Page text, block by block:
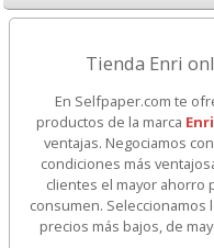
Tienda Enri
En Selfpaper.com te
productos de la marca Enri
ventajas. Negociamos
condiciones más
clientes el mayor ahorro
consumen. Seleccionamos
precios más bajos, de